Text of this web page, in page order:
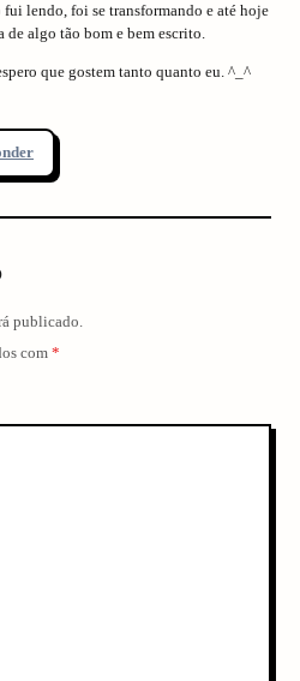
fui lendo, foi se transformando e até hoje
de algo tão bom e bem escrito.
que gostem tanto quanto eu. ^_^
publicado.
com *